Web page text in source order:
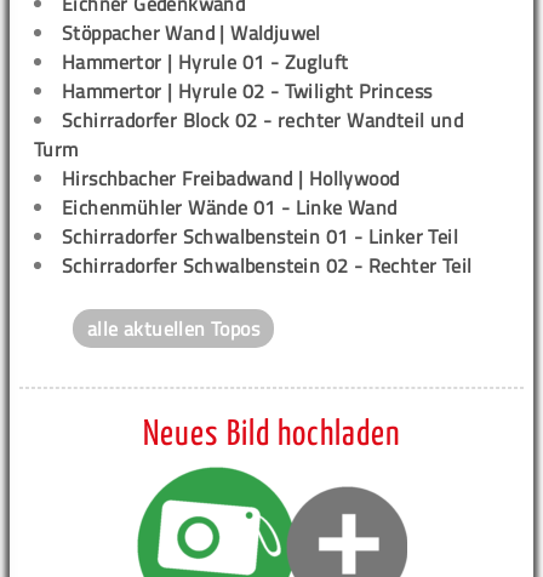
Stöppacher Wand | Waldjuwel
Hammertor | Hyrule 01 - Zugluft
Hammertor | Hyrule 02 - Twilight Princess
Schirradorfer Block 02 - rechter Wandteil und
Turm
Hirschbacher Freibadwand | Hollywood
Eichenmühler Wände 01 - Linke Wand
Schirradorfer Schwalbenstein 01 - Linker Teil
Schirradorfer Schwalbenstein 02 - Rechter Teil
alle aktuellen Topos
Neues Bild hochladen